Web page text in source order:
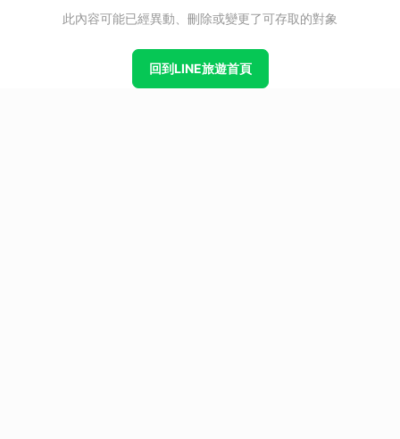
此內容可能已經異動、刪除或變更了可存取的對象
回到LINE旅遊首頁